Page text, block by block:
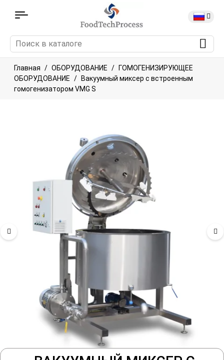
Главная ОБОРУДОВАНИЕ
ГОМОГЕНИЗИРУЮЩЕЕ
ОБОРУДОВАНИЕ
Вакуумный миксер с встроенным
гомогенизатором VMG S